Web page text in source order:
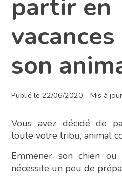
partir en
son
Publié le 22/06/2020 - Mis à
Vous avez décidé de
toute votre tribu, animal
Emmener son chien ou
nécessite un peu de